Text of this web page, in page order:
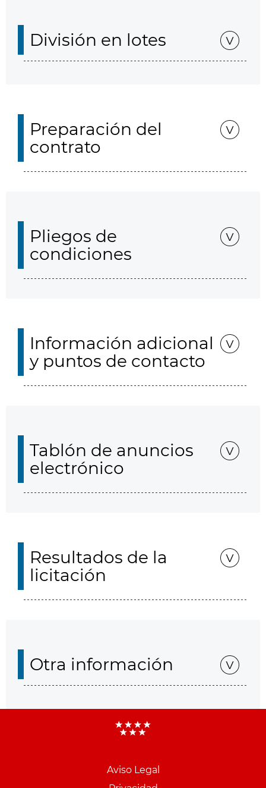
División en lotes
Preparación del
contrato
Pliegos de
condiciones
Información adicional
y puntos de contacto
Tablón de anuncios
electrónico
Resultados de la
licitación
Otra información
Aviso Legal